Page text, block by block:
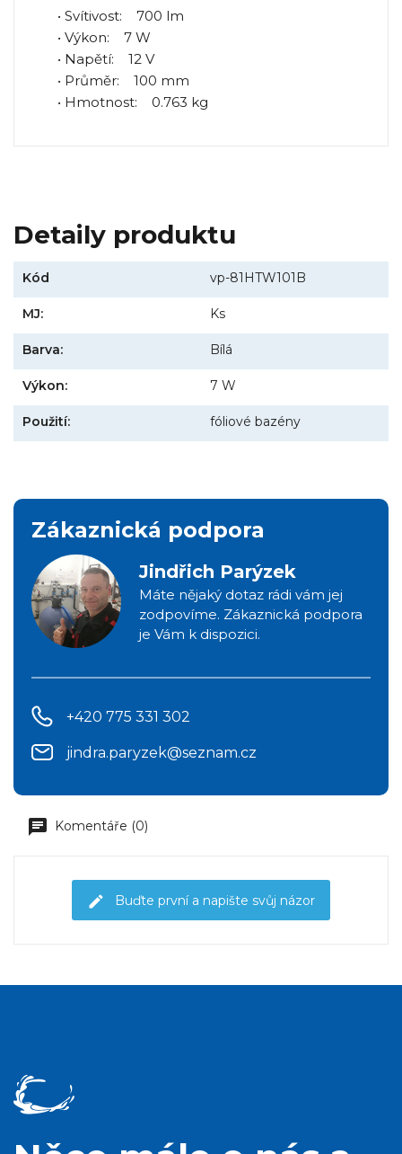
• Svítivost: 700 lm
• Výkon: 7 W
• Napětí: 12 V
• Průměr: 100 mm
• Hmotnost: 0.763 kg
Detaily produktu
Kód vp-81HTW101B
MJ: Ks
Barva: Bílá
Výkon: 7 W
Použití: fóliové bazény
Zákaznická podpora
Jindřich Parýzek
Máte nějaký dotaz rádi vám jej
zodpovíme. Zákaznická podpora
je Vám k dispozici.
+420 775 331 302
jindra.paryzek@seznam.cz
Komentáře (0)
Buďte první a napište svůj názor